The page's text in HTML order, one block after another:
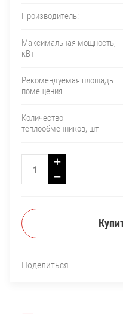
Производитель:
Максимальная мощность,
кВт
Рекомендуемая площадь
помещения
Количество
теплообменников, шт
−
+
Поделиться